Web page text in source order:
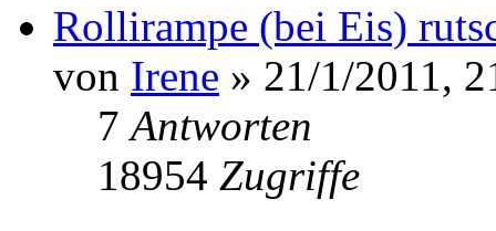
Rollirampe (bei Eis)
von Irene » 21/1/2011,
7Antworten
18954 Zugriffe